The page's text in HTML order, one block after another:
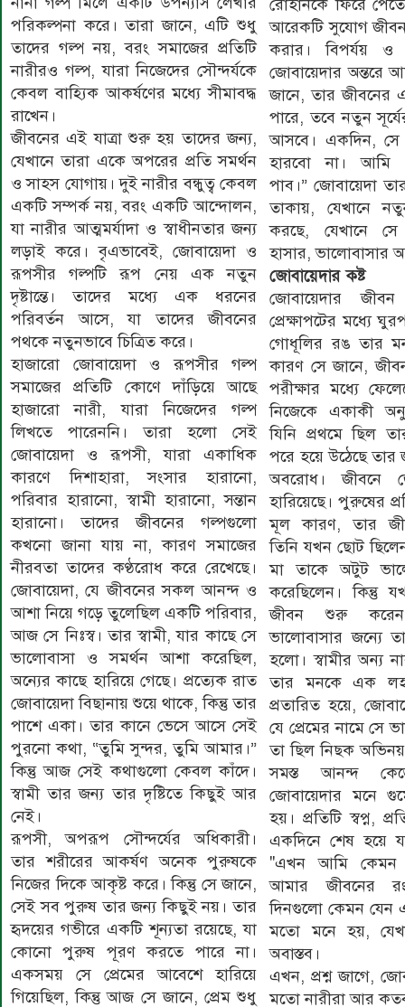
পরিকল্পনা করে। তারা জানে, এটি শুধু
তাদের গল্প নয়, বরং সমাজের প্রতিটি
নারীরও গল্প, যারা নিজেদের সৌন্দর্যকে
কেবল বাহ্যিক আকর্ষণের মধ্যে সীমাবদ্ধ
রাখেন।
জীবনের এই যাত্রা শুরু হয় তাদের জন্য,
যেখানে তারা একে অপরের প্রতি সমর্থন
ও সাহস যোগায়। দুই নারীর বন্ধুত্ব কেবল
একটি সম্পর্ক নয়, বরং একটি আন্দোলন,
যা নারীর আত্মমর্যাদা ও স্বাধীনতার জন্য
লড়াই করে। বৃএভাবেই, জোবায়েদা ও
রূপসীর গল্পটি রূপ নেয় এক নতুন
দৃষ্টান্তে। তাদের মধ্যে এক ধরনের
পরিবর্তন আসে, যা তাদের জীবনের
পথকে নতুনভাবে চিত্রিত করে।
হাজারো জোবায়েদা ও রূপসীর গল্প
সমাজের প্রতিটি কোণে দাঁড়িয়ে আছে
হাজারো নারী, যারা নিজেদের গল্প
লিখতে পারেননি। তারা হলো সেই
জোবায়েদা ও রূপসী, যারা একাধিক
কারণে দিশাহারা, সংসার হারানো,
পরিবার হারানো, স্বামী হারানো, সন্তান
হারানো। তাদের জীবনের গল্পগুলো
কখনো জানা যায় না, কারণ সমাজের
নীরবতা তাদের কণ্ঠরোধ করে রেখেছে।
জোবায়েদা, যে জীবনের সকল আনন্দ ও
আশা নিয়ে গড়ে তুলেছিল একটি পরিবার,
আজ সে নিঃস্ব। তার স্বামী, যার কাছে সে
ভালোবাসা ও সমর্থন আশা করেছিল,
অন্যের কাছে হারিয়ে গেছে। প্রত্যেক রাত
জোবায়েদা বিছানায় শুয়ে থাকে, কিন্তু তার
পাশে একা। তার কানে ভেসে আসে সেই
পুরনো কথা, “তুমি সুন্দর, তুমি আমার।”
কিন্তু আজ সেই কথাগুলো কেবল কাঁদে।
স্বামী তার জন্য তার দৃষ্টিতে কিছুই আর
নেই।
রূপসী, অপরূপ সৌন্দর্যের অধিকারী।
তার শরীরের আকর্ষণ অনেক পুরুষকে
নিজের দিকে আকৃষ্ট করে। কিন্তু সে জানে,
সেই সব পুরুষ তার জন্য কিছুই নয়। তার
হৃদয়ের গভীরে একটি শূন্যতা রয়েছে, যা
কোনো পুরুষ পূরণ করতে পারে না।
একসময় সে প্রেমের আবেশে হারিয়ে
গিয়েছিল, কিন্তু আজ সে জানে, প্রেম শুধু
রোহানকে ফিরে
আরেকটি সুযোগ
করার। বিপর্যয় ও
জোবায়েদার অন্তরে
জানে, তার জীবনের
পারে, তবে নতুন
আসবে। একদিন,
হারবো না। আমি
পাব।” জোবায়েদা
তাকায়, যেখানে
করছে, যেখানে
হাসার, ভালোবাসার
জোবায়েদার কষ্ট
জোবায়েদার
প্রেক্ষাপটের মধ্যে
গোধূলির রঙ তার
কারণ সে জানে,
পরীক্ষার মধ্যে
নিজেকে একাকী
যিনি প্রথমে ছিল
পরে হয়ে উঠেছে তার
অবরোধ। জীবনে
হারিয়েছে। পুরুষের
মূল কারণ, তার
তিনি যখন ছোট
মা তাকে অটুট
করেছিলেন। কিন্তু
জীবন শুরু
ভালোবাসার জন্যে
হলো। স্বামীর অন্য
তার মনকে এক
প্রতারিত হয়ে,
যে প্রেমের নামে সে
তা ছিল নিছক
সমস্ত আনন্দ
জোবায়েদার মনে
হয়। প্রতিটি স্বপ্ন,
একদিনে শেষ হয়ে
"এখন আমি কেমন
আমার জীবনের
দিনগুলো কেমন যেন
মতো মনে হয়,
অবাস্তব।
এখন, প্রশ্ন জাগে,
মতো নারীরা আর